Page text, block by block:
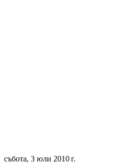
събота, 3 юли 2010 г.